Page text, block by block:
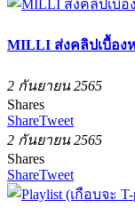
MILLI ส่งคลิปเบื้อง
2 กันยายน 2565
Shares
ShareTweet
2 กันยายน 2565
Shares
ShareTweet